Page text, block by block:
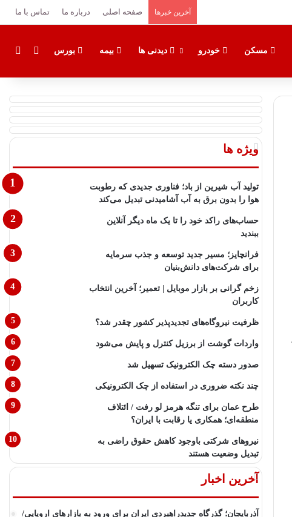
آخرین خبرها صفحه اصلی درباره ما تماس با ما
مسکن خودرو دیدنی ها بیمه بورس تغییر
ویژه ها
تولید آب شیرین از باد؛ فناوری جدیدی که رطوبت
هوا را بدون برق به آب آشامیدنی تبدیل می‌کند
حساب‌های راکد خود را تا یک ماه دیگر آنلاین
ببندید
فرانچایز؛ مسیر جدید توسعه و جذب سرمایه
برای شرکت‌های دانش‌بنیان
زخم گرانی بر بازار موبایل | تعمیر؛ آخرین انتخاب
کاربران
ظرفیت نیروگاه‌های تجدیدپذیر کشور چقدر شد؟
واردات گوشت از برزیل کنترل و پایش می‌شود
صدور دسته چک الکترونیک تسهیل شد
چند نکته ضروری در استفاده از چک الکترونیکی
طرح عمان برای تنگه هرمز لو رفت / ائتلاف
منطقه‌ای؛ همکاری یا رقابت با ایران؟
نیروهای شرکتی باوجود کاهش حقوق راضی به
تبدیل وضعیت هستند
آخرین اخبار
آذربایجان؛ گذرگاه جدیدراهبردی ایران برای ورود به بازارهای اروپایی/